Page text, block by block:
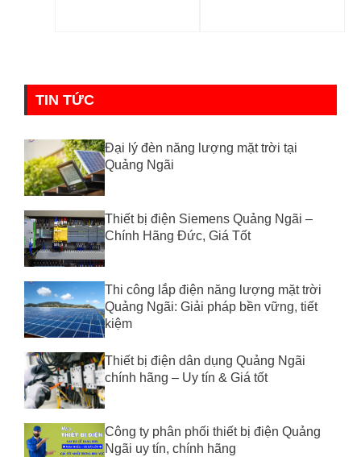
TIN TỨC
Đại lý đèn năng lượng mặt trời tại
Quảng Ngãi
Thiết bị điện Siemens Quảng Ngãi –
Chính Hãng Đức, Giá Tốt
Thi công lắp điện năng lượng mặt trời
Quảng Ngãi: Giải pháp bền vững, tiết
kiệm
Thiết bị điện dân dụng Quảng Ngãi
chính hãng – Uy tín & Giá tốt
Công ty phân phối thiết bị điện Quảng
Ngãi uy tín, chính hãng